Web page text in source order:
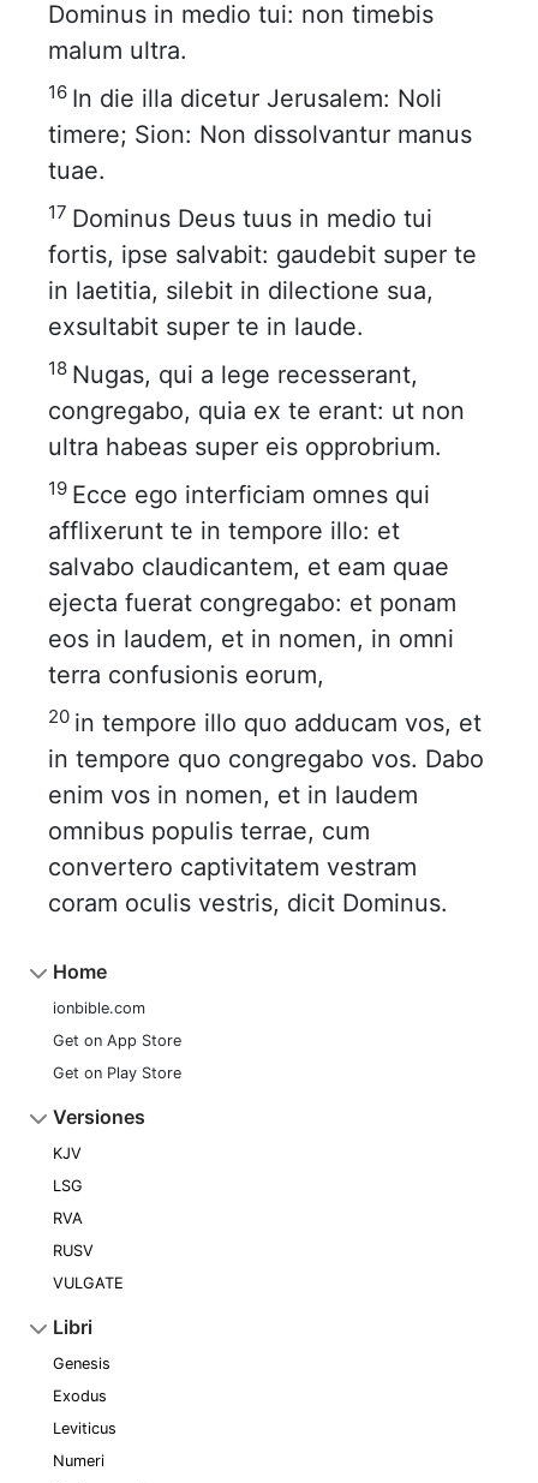
Home
ionbible.com
Get on App Store
Get on Play Store
Versiones
KJV
LSG
RVA
RUSV
VULGATE
Libri
Genesis
Exodus
Leviticus
Numeri
Dominus in medio tui: non timebis
malum ultra.
16 In die illa dicetur Jerusalem: Noli
timere; Sion: Non dissolvantur manus
tuae.
17 Dominus Deus tuus in medio tui
fortis, ipse salvabit: gaudebit super te
in laetitia, silebit in dilectione sua,
exsultabit super te in laude.
18 Nugas, qui a lege recesserant,
congregabo, quia ex te erant: ut non
ultra habeas super eis opprobrium.
19 Ecce ego interficiam omnes qui
afflixerunt te in tempore illo: et
salvabo claudicantem, et eam quae
ejecta fuerat congregabo: et ponam
eos in laudem, et in nomen, in omni
terra confusionis eorum,
20 in tempore illo quo adducam vos, et
in tempore quo congregabo vos. Dabo
enim vos in nomen, et in laudem
omnibus populis terrae, cum
convertero captivitatem vestram
coram oculis vestris, dicit Dominus.